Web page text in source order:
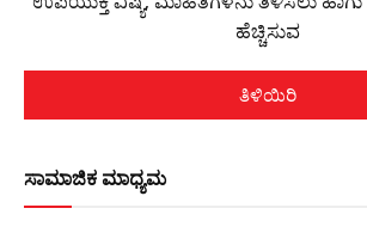
ಹೆಚ್ಚಿಸುವ
ತಿಳಿಯಿರಿ
ಸಾಮಾಜಿಕ ಮಾಧ್ಯಮ